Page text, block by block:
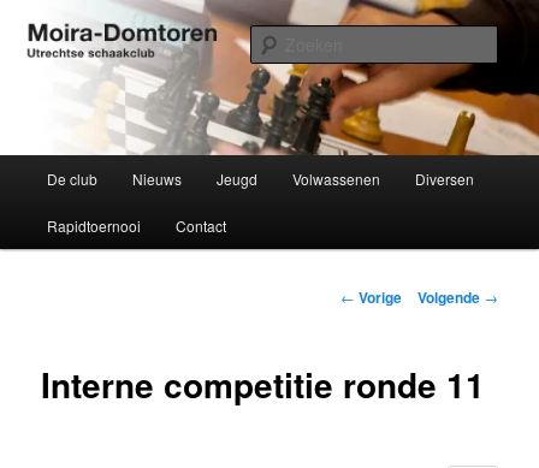
naar
Moira-Domtoren
Utrechtse schaakclub opgericht 1934
De club Nieuws Jeugd Volwassenen Diversen
Rapidtoernooi Contact
Bericht
← Vorige Volgende →
Interne competitie ronde 11